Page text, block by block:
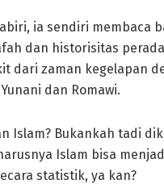
ia sendiri membaca
dan historisitas
dari zaman kegelapan
dan Romawi.
Islam? Bukankah tadi
Islam bisa
statistik, ya kan?